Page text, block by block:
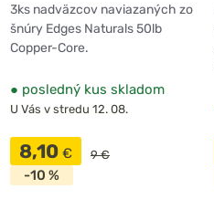
3ks nadväzcov naviazaných zo
šnúry Edges Naturals 50lb
Copper-Core.
● posledný kus skladom
U Vás v stredu 12. 08.
8,10 € 9 €
-10 %